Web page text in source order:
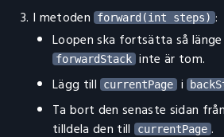
I metoden forward(int steps) :
Loopen ska fortsätta så länge
forwardStack inte är tom.
Lägg till currentPage i
Ta bort den senaste sidan
tilldela den till currentPage .